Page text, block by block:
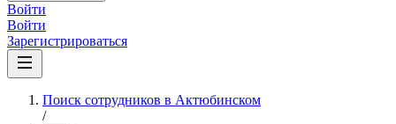
Войти
Войти
Зарегистрироваться
Поиск сотрудников в Актюбинском
/